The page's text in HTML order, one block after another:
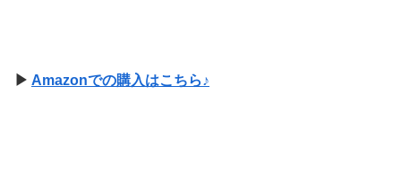
▶ Amazonでの購入はこちら♪